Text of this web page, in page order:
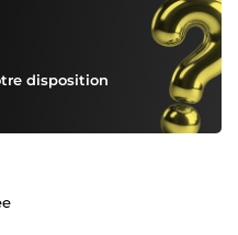
disposition